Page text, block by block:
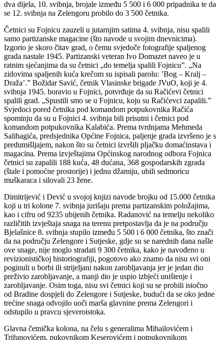
dva dijela, 10. svibnja, brojale između 5 500 i 6 000 pripadnika te da
se 12. svibnja na Zelengoru probilo do 3 500 četnika.
Četnici su Fojnicu zauzeli u jutarnjim satima 4. svibnja, nisu spalili
samo partizanske magacine (što navode u svojim dnevnicima).
Izgorio je skoro čitav grad, o čemu svjedoče fotografije spaljenog
grada nastale 1945. Partizanski veteran Ivo Domazet naveo je u
ratnim sjećanjima da su četnici „do temelja spalili Fojnicu”. „Na
zidovima spaljenih kuća krečom su ispisali parolu: ’Bog – Kralj –
Draža’.” Božidar Savić, četnik Vlasinske brigade JVuO, koji je 4.
svibnja 1945. boravio u Fojnici, potvrđuje da su Račićevi četnici
spalili grad. „Spustili smo se u Fojnicu, koju su Račićevci zapalili.”
Svjedoci pored četnika pod komandom potpukovnika Račića
spominju da su u Fojnici 4. svibnja bili prisutni i četnici pod
komandom potpukovnika Kalabića. Prema tvrdnjama Mehmeda
Salihagića, predsjednika Općine Fojnica, paljenje grada izvršeno je s
predumišljajem, nakon što su četnici izvršili pljačku domaćinstava i
magacina. Prema izvještajima Općinskog narodnog odbora Fojnica
četnici su zapalili 188 kuća, 48 dućana, 368 gospodarskih zgrada
(štale i pomoćne prostorije) i jednu džamiju, ubili sedmoricu
muškaraca i silovali 23 žene.
Dimitrijević i Dević u svojoj knjizi navode brojku od 15.000 četnika
koji u tri kolone 7. svibnja jurišaju prema partizanskim položajima,
kao i cifru od 9235 ubijenih četnika. Radanović na temelju nekoliko
različitih izvještaja snaga na terenu pretpostavlja da je na području
Bjelašnice 8. svibnja stupilo između 5 500 i 6 000 četnika, što znači
da na području Zelengore i Sutjeske, gdje su se narednih dana našle
ove snage, nije moglo stradati 9 300 četnika, kako je navođeno u
revizionističkoj historiografiji, pogotovo ako znamo da nisu svi oni
poginuli u borbi ili strijeljani nakon zarobljavanja jer je jedan dio
preživio zarobljavanje, a manji dio je uspio izbjeći uništenje i
zarobljavanje. Osim toga, nisu svi četnici koji su se probili istočno
od Bradine dospjeli do Zelengore i Sutjeske, budući da se oko jedne
trećine snaga odvojilo uoči marša glavnine prema Zelengori i
odstupilo u pravcu sjeveroistoka.
Glavna četnička kolona, na čelu s generalima Mihailovićem i
Trifunovićem, pukovnikom Keserovićem i potpukovnikom